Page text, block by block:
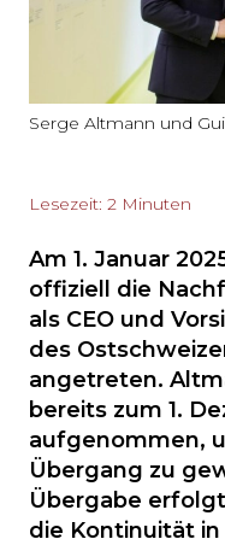
Serge Altmann und
Lesezeit: 2 Minuten
Am 1. Januar
offiziell die
als CEO und
des
angetreten.
bereits zum 1.
aufgenommen,
Übergang zu
Übergabe
die Kontinuität